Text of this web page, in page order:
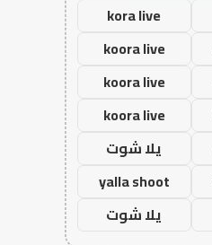
kora live
koora live
koora live
koora live
يلا شوت
yalla shoot
يلا شوت